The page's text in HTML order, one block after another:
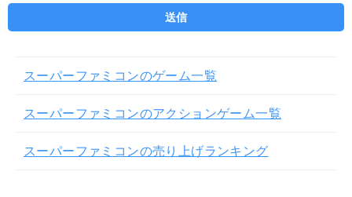
スーパーファミコンのゲーム一覧
スーパーファミコンのアクションゲーム一覧
スーパーファミコンの売り上げランキング